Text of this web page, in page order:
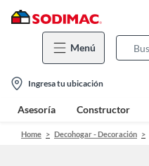
Menú
location-
icon
Ingresa tu ubicación
Asesoría Constructor
Home Decohogar - Decoración